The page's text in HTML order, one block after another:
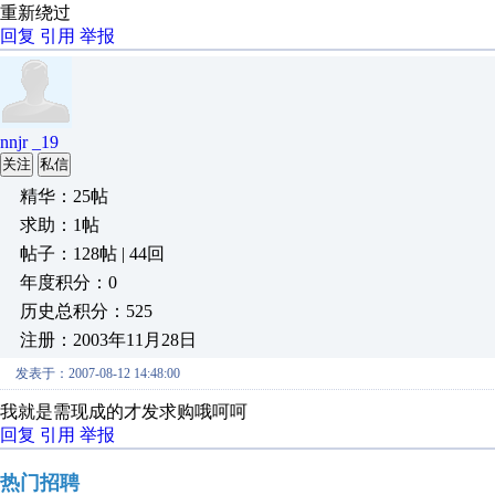
重新绕过
回复 引用 举报
nnjr _19
关注 私信
精华：25帖
求助：1帖
帖子：128帖 | 44回
年度积分：0
历史总积分：525
注册：2003年11月28日
发表于：2007-08-12 14:48:00
我就是需现成的才发求购哦呵呵
回复 引用 举报
热门招聘